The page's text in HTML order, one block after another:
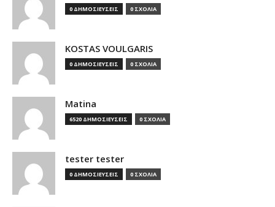
0 ΔΗΜΟΣΙΕΥΣΕΙΣ 0 ΣΧΟΛΙΑ
KOSTAS VOULGARIS
0 ΔΗΜΟΣΙΕΥΣΕΙΣ 0 ΣΧΟΛΙΑ
Matina
6520 ΔΗΜΟΣΙΕΥΣΕΙΣ 0 ΣΧΟΛΙΑ
tester tester
0 ΔΗΜΟΣΙΕΥΣΕΙΣ 0 ΣΧΟΛΙΑ